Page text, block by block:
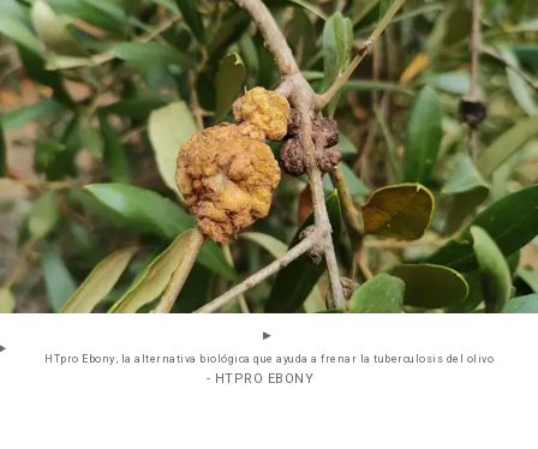
HTpro Ebony; la alternativa biológica que ayuda a frenar la tuberculosis del olivo
- HTPRO EBONY